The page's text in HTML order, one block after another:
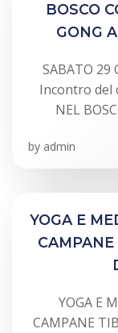
BOSCO
GONG
SABATO 29
Incontro del
NEL
by admin
YOGA E
YOGA E
CAMPANE